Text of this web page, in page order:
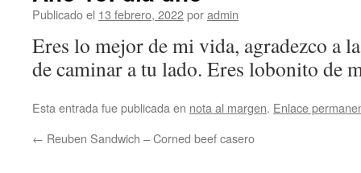
Publicado el 13 febrero, 2022poradmin
Eres lo mejor de mi vida, agradezco a
de caminar a tu lado. Eres lobonito de
Esta entrada fue publicada en nota al margen. Enlace
← Reuben Sandwich – Corned beef casero